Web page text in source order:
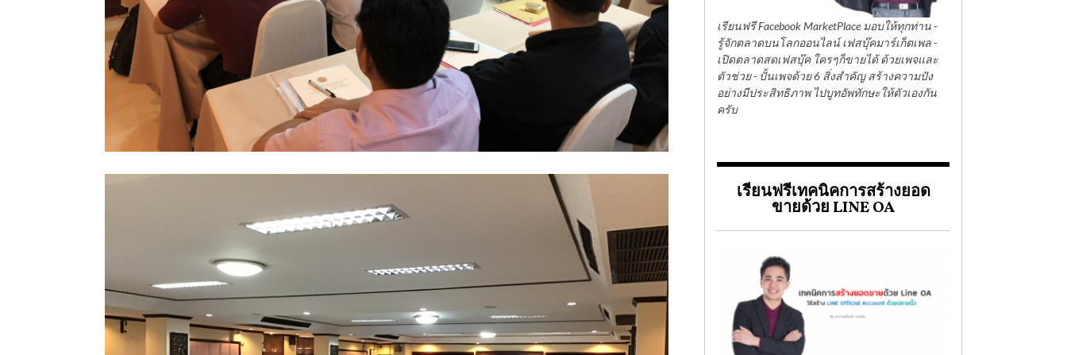
เรียนฟรี Facebook MarketPlace มอบให้ทุกท่าน -
รู้จักตลาดบนโลกออนไลน์ เฟสบุ๊คมาร์เก็ตเพล -
เปิดตลาดสดเฟสบุ๊ค ใครๆก็ขายได้ ด้วยเพจและ
ตัวช่วย - ปั้นเพจด้วย 6 สิ่งสำคัญ สร้างความปัง
อย่างมีประสิทธิภาพ ไปบูทอัพทักษะให้ตัวเองกัน
ครับ
เรียนฟรีเทคนิคการสร้างยอด
ขายด้วย LINE OA